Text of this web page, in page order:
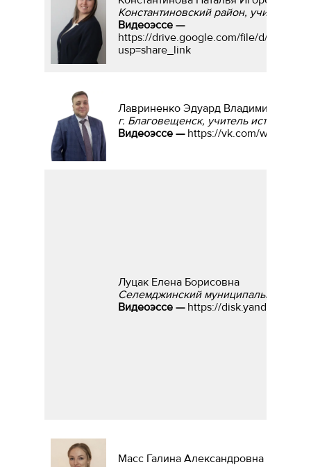
Константиновский район, учитель
Видеоэссе —
https://drive.google.com/file/d/
usp=share_link
Лавриненко Эдуард Владимирович
г. Благовещенск, учитель истории и
Видеоэссе — https://vk.com/wall-
Луцак Елена Борисовна
Селемджинский муниципальный
Видеоэссе — https://disk.yandex.ru/i/
Масс Галина Александровна